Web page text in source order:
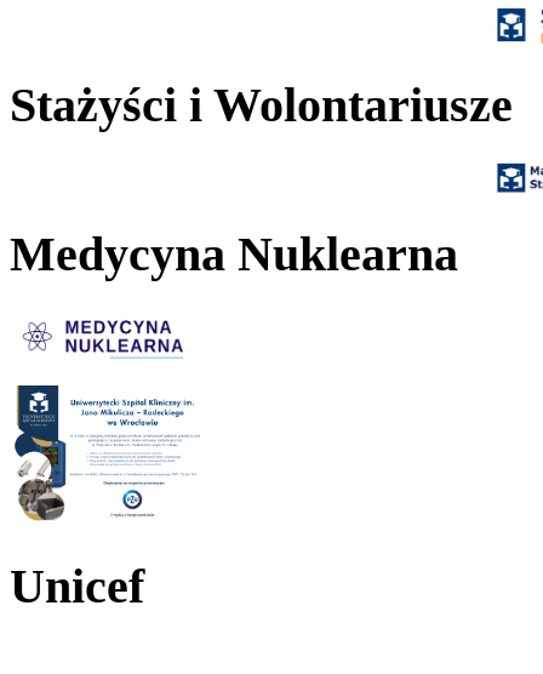
Stażyści i Wolontariusze
Medycyna Nuklearna
Unicef